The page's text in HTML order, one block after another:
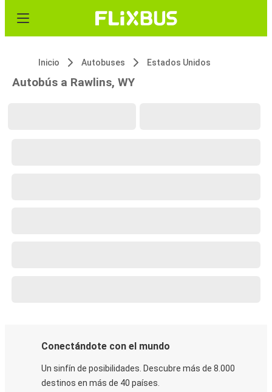
Inicio Autobuses Estados Unidos
Autobús a Rawlins, WY
Conectándote con el mundo
Un sinfín de posibilidades. Descubre más de 8.000
destinos en más de 40 países.